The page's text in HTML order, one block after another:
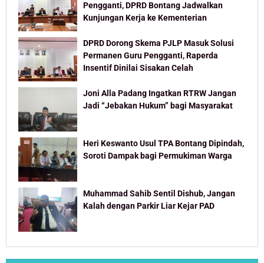
Pengganti, DPRD Bontang Jadwalkan
Kunjungan Kerja ke Kementerian
DPRD Dorong Skema PJLP Masuk Solusi
Permanen Guru Pengganti, Raperda
Insentif Dinilai Sisakan Celah
Joni Alla Padang Ingatkan RTRW Jangan
Jadi “Jebakan Hukum” bagi Masyarakat
Heri Keswanto Usul TPA Bontang Dipindah,
Soroti Dampak bagi Permukiman Warga
Muhammad Sahib Sentil Dishub, Jangan
Kalah dengan Parkir Liar Kejar PAD